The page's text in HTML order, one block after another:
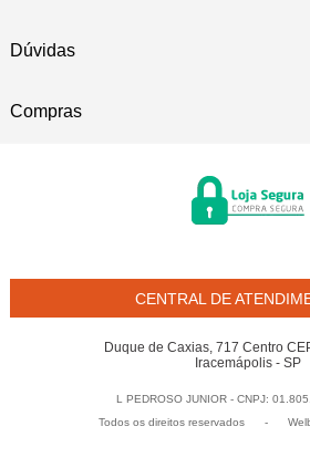
Dúvidas
Compras
CENTRAL DE
Duque de Caxias, 717 Centro
Iracemápolis - SP
L PEDROSO JUNIOR - CNPJ:
Todos os direitos reservados
-